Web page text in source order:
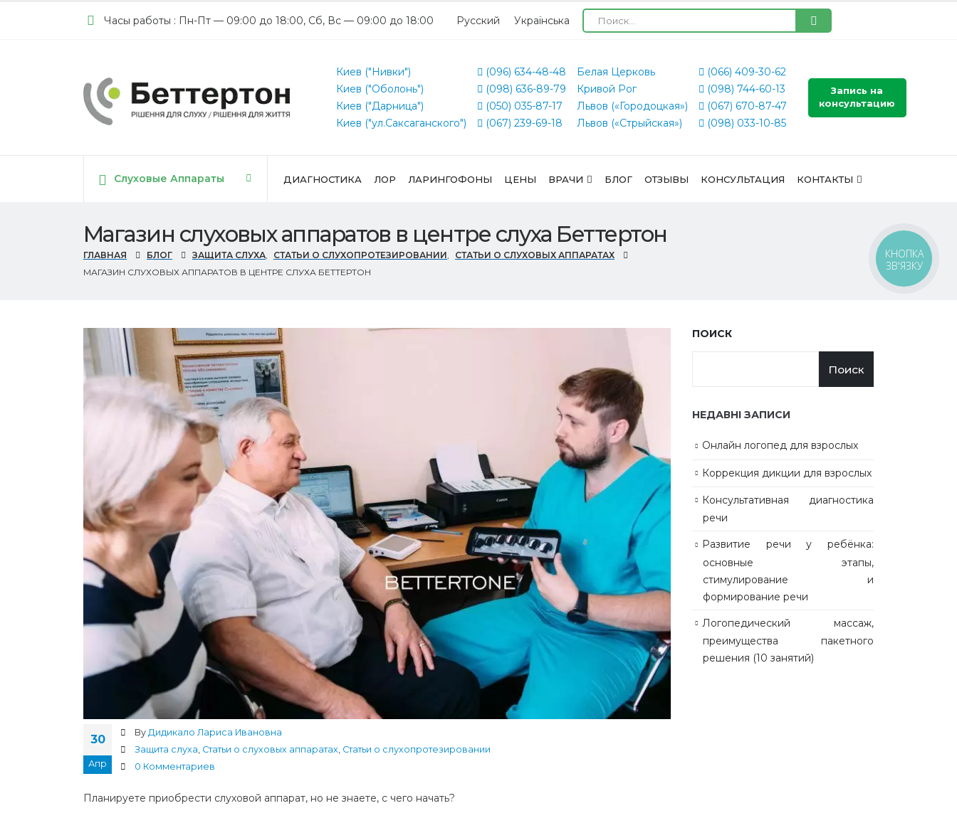
Часы работы : Пн-Пт — 09:00 до 18:00, Сб, Вс — 09:00 до 18:00 Русский Українська
Киев ("Нивки")
Киев ("Оболонь")
Киев ("Дарница")
Киев ("ул.Саксаганского")
(096) 634-48-48
(098) 636-89-79
(050) 035-87-17
(067) 239-69-18
Белая Церковь
Кривой Рог
Львов («Городоцкая»)
Львов («Стрыйская»)
(066) 409-30-62
(098) 744-60-13
(067) 670-87-47
(098) 033-10-85
Запись на
консультацию
Cлуховые Аппараты ДИАГНОСТИКА ЛОР ЛАРИНГОФОНЫ ЦЕНЫ ВРАЧИ БЛОГ ОТЗЫВЫ КОНСУЛЬТАЦИЯ КОНТАКТЫ
Магазин слуховых аппаратов в центре слуха Беттертон
ГЛАВНАЯ БЛОГ ЗАЩИТА СЛУХА, СТАТЬИ О СЛУХОПРОТЕЗИРОВАНИИ,
СТАТЬИ О СЛУХОВЫХ АППАРАТАХ
МАГАЗИН СЛУХОВЫХ АППАРАТОВ В ЦЕНТРЕ СЛУХА БЕТТЕРТОН
30
Апр
By Дидикало Лариса Ивановна
Защита слуха, Статьи о слуховых аппаратах, Статьи о слухопротезировании
0 Комментариев
Планируете приобрести слуховой аппарат, но не знаете, с чего начать?
ПОИСК
Поиск
НЕДАВНІ ЗАПИСИ
Онлайн логопед для взрослых
Коррекция дикции для взрослых
Консультативная диагностика
речи
Развитие речи у ребёнка:
основные этапы,
стимулирование и
формирование речи
Логопедический массаж,
преимущества пакетного
решения (10 занятий)
КНОПКА
ЗВ'ЯЗКУ